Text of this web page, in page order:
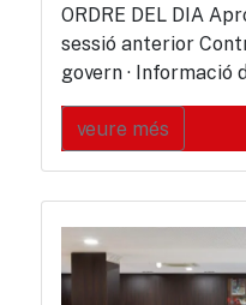
ORDRE DEL DIA
sessió anterior
govern · Informació
veure més